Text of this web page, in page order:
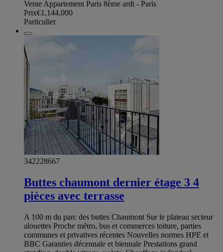
Vente Appartement Paris 8ème ardt - Paris
Prix€1,144,000
Particulier
342228667
Buttes chaumont dernier étage 3 4
pièces avec terrasse
A 100 m du parc des buttes Chaumont Sur le plateau secteur
alouettes Proche métro, bus et commerces toiture, parties
communes et privatives récentes Nouvelles normes HPE et
BBC Garanties décennale et biennale Prestations grand